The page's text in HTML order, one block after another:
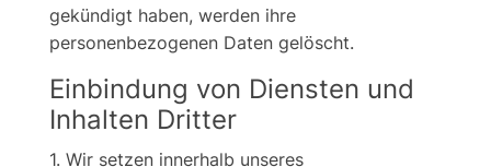
gekündigt haben, werden ihre
personenbezogenen Daten gelöscht.
Einbindung von Diensten und
Inhalten Dritter
1. Wir setzen innerhalb unseres